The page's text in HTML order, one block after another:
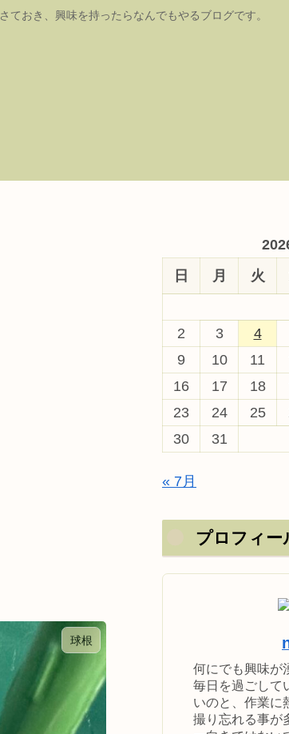
おき、興味を持ったらなんでもやるブログです。
球根
日
月 火
2
3 4
9
10 11
16
17 18
23
24 25
30
31
« 7月
プロフィー
何にでも興味が
毎日を過ごして
いのと、作業に
撮り忘れる事が